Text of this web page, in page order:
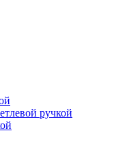
ручкой